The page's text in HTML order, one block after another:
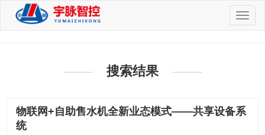
切
换
搜索结果
物联网+自助售水机全新业态模式——共享设备系
统